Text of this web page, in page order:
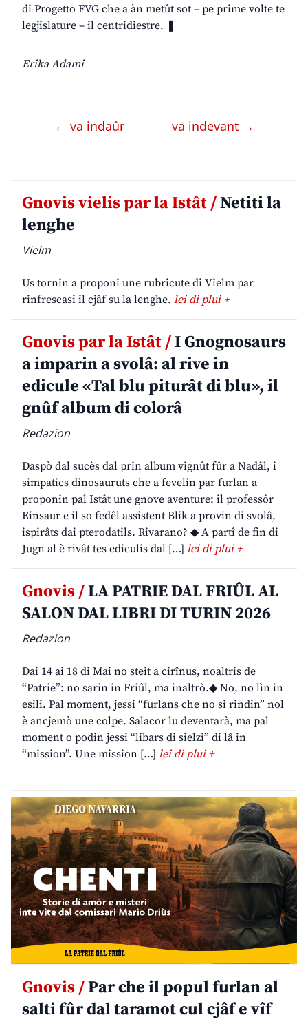
di Progetto FVG che a àn metût sot – pe prime volte te
legjislature – il centridiestre. ❚
Erika Adami
← va indaûr va indevant →
Gnovis vielis par la Istât /Netiti la
lenghe
Vielm
Us tornin a proponi une rubricute di Vielm par
rinfrescasi il cjâf su la lenghe. lei di plui +
Gnovis par la Istât /I Gnognosaurs
a imparin a svolâ: al rive in
edicule «Tal blu piturât di blu», il
gnûf album di colorâ
Redazion
Daspò dal sucès dal prin album vignût fûr a Nadâl, i
simpatics dinosauruts che a fevelin par furlan a
proponin pal Istât une gnove aventure: il professôr
Einsaur e il so fedêl assistent Blik a provin di svolâ,
ispirâts dai pterodatils. Rivarano? ◆ A partî de fin di
Jugn al è rivât tes ediculis dal […] lei di plui +
Gnovis /LA PATRIE DAL FRIÛL AL
SALON DAL LIBRI DI TURIN 2026
Redazion
Dai 14 ai 18 di Mai no steit a cirînus, noaltris de
“Patrie”: no sarin in Friûl, ma inaltrò.◆ No, no lìn in
esili. Pal moment, jessi “furlans che no si rindin” nol
è ancjemò une colpe. Salacor lu deventarà, ma pal
moment o podin jessi “libars di sielzi” di lâ in
“mission”. Une mission […] lei di plui +
Gnovis /Par che il popul furlan al
salti fûr dal taramot cul cjâf e vîf